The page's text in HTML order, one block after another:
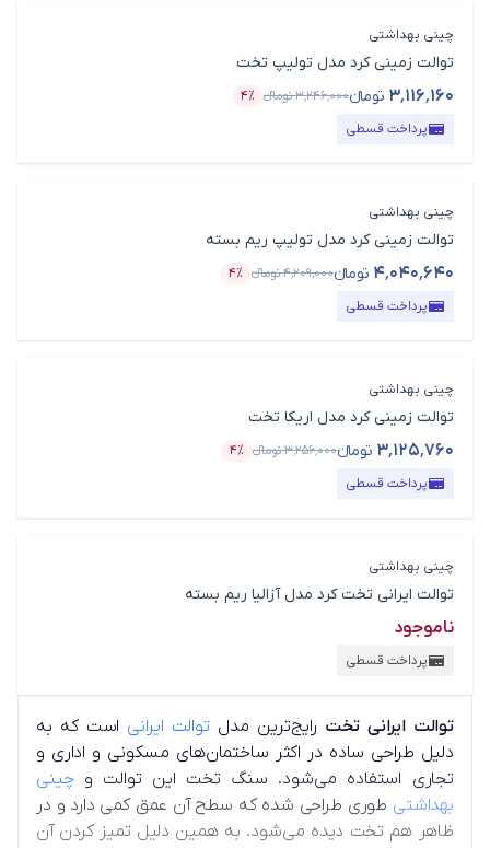
چینی بهداشتی
توالت زمینی کرد مدل تولیپ تخت
۳٬۱۱۶٬۱۶۰ تومانء۳٬۲۴۶٬۰۰۰تومانء
قیمت محصول
۴٪
درصد تخفیف
پرداخت قسطی
چینی بهداشتی
توالت زمینی کرد مدل تولیپ ریم بسته
۴٬۰۴۰٬۶۴۰ تومانء۴٬۲۰۹٬۰۰۰تومانء
قیمت محصول
۴٪
درصد تخفیف
پرداخت قسطی
چینی بهداشتی
توالت زمینی کرد مدل اریکا تخت
۳٬۱۲۵٬۷۶۰ تومانء۳٬۲۵۶٬۰۰۰تومانء
قیمت محصول
۴٪
درصد تخفیف
پرداخت قسطی
چینی بهداشتی
توالت ایرانی تخت کرد مدل آزالیا ریم بسته
ناموجود
پرداخت قسطی
توالت ایرانی تخت رایج‌ترین مدل توالت ایرانی است که به
دلیل طراحی ساده در اکثر ساختمان‌های مسکونی و اداری و
تجاری استفاده می‌شود. سنگ تخت این توالت وچینی
بهداشتی طوری طراحی شده که سطح آن عمق کمی دارد و در
ظاهر هم تخت دیده می‌شود. به همین دلیل تمیز کردن آن